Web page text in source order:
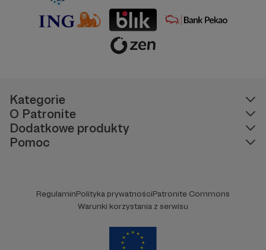
Kategorie
O Patronite
Dodatkowe produkty
Pomoc
RegulaminPolityka prywatnościPatronite Commons
Warunki korzystania z serwisu